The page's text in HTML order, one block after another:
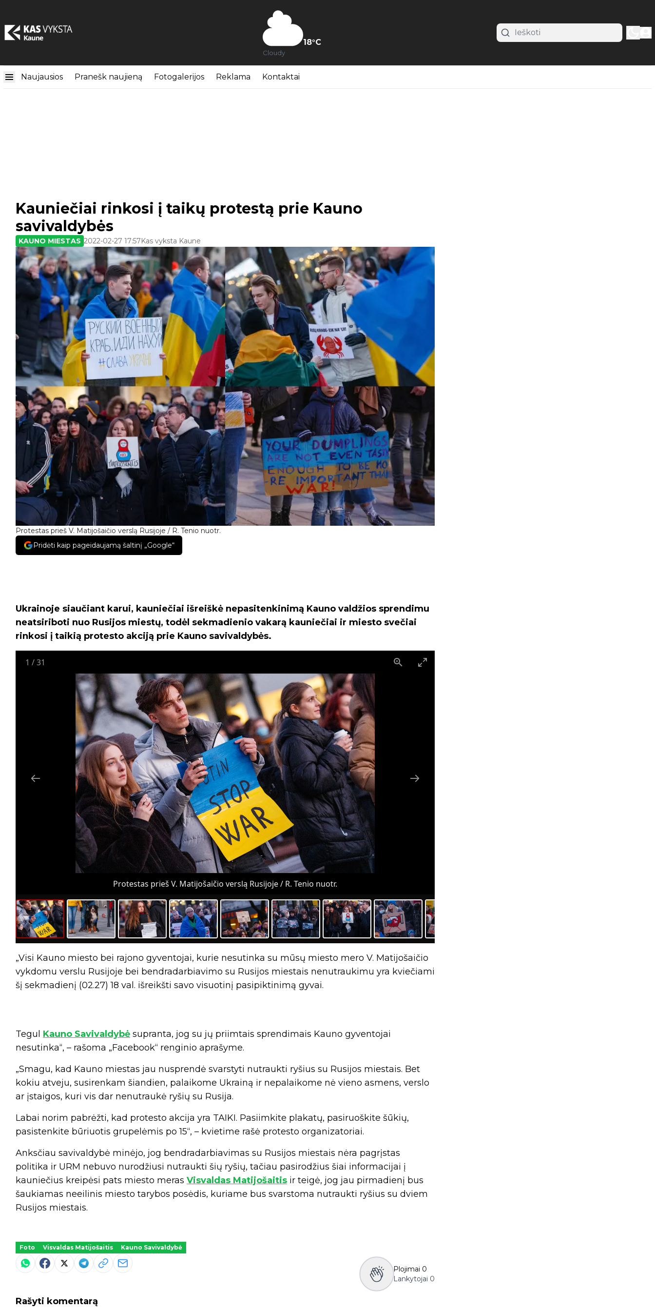
18°C
Cloudy
Naujausios Pranešk naujieną Fotogalerijos Reklama Kontaktai
Protestas prieš V. Matijošaičio verslą Rusijoje / R. Tenio nuotr.
Kauniečiai rinkosi į taikų protestą prie Kauno
savivaldybės
KAUNO MIESTAS 2022-02-27 17:57Kas vyksta Kaune
Pridėti kaip pageidaujamą šaltinį „Google“
Ukrainoje siaučiant karui, kauniečiai išreiškė nepasitenkinimą Kauno valdžios sprendimu
neatsiriboti nuo Rusijos miestų, todėl sekmadienio vakarą kauniečiai ir miesto svečiai
rinkosi į taikią protesto akciją prie Kauno savivaldybės.
1 /31
Protestas prieš V. Matijošaičio verslą Rusijoje / R. Tenio nuotr.
„Visi Kauno miesto bei rajono gyventojai, kurie nesutinka su mūsų miesto mero V. Matijošaičio
vykdomu verslu Rusijoje bei bendradarbiavimo su Rusijos miestais nenutraukimu yra kviečiami
šį sekmadienį (02.27) 18 val. išreikšti savo visuotinį pasipiktinimą gyvai.
Tegul Kauno Savivaldybė supranta, jog su jų priimtais sprendimais Kauno gyventojai
nesutinka“, – rašoma „Facebook“ renginio aprašyme.
„Smagu, kad Kauno miestas jau nusprendė svarstyti nutraukti ryšius su Rusijos miestais. Bet
kokiu atveju, susirenkam šiandien, palaikome Ukrainą ir nepalaikome nė vieno asmens, verslo
ar įstaigos, kuri vis dar nenutraukė ryšių su Rusija.
Labai norim pabrėžti, kad protesto akcija yra TAIKI. Pasiimkite plakatų, pasiruoškite šūkių,
pasistenkite būriuotis grupelėmis po 15“, – kvietime rašė protesto organizatoriai.
Anksčiau savivaldybė minėjo, jog bendradarbiavimas su Rusijos miestais nėra pagrįstas
politika ir URM nebuvo nurodžiusi nutraukti šių ryšių, tačiau pasirodžius šiai informacijai į
kauniečius kreipėsi pats miesto meras Visvaldas Matijošaitis ir teigė, jog jau pirmadienį bus
šaukiamas neeilinis miesto tarybos posėdis, kuriame bus svarstoma nutraukti ryšius su dviem
Rusijos miestais.
Foto Visvaldas Matijošaitis Kauno Savivaldybė
Plojimai 0
Lankytojai 0
Rašyti komentarą